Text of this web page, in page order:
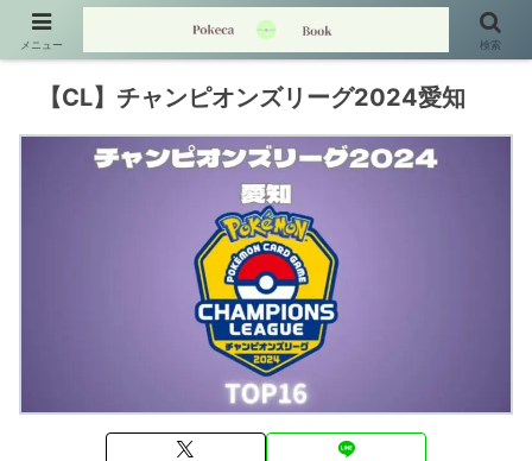
【CL】チャンピオンズリーグ2024愛知
メニュー 検索